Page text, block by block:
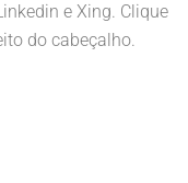
e Xing. Clique
do cabeçalho.